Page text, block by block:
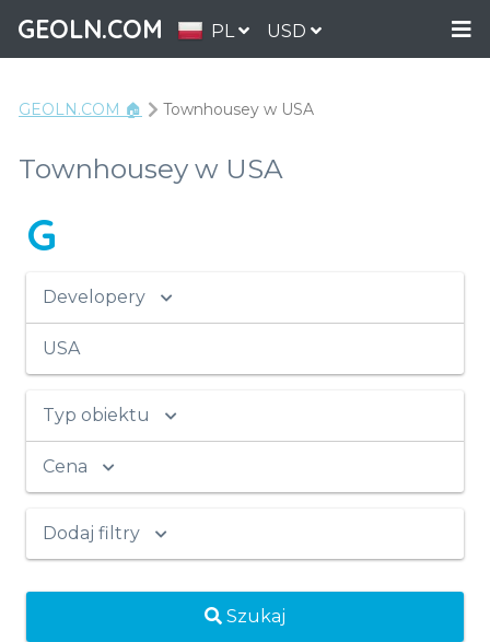
GEOLN.COM PL USD
GEOLN.COM 🏠 Townhousey w USA
Townhousey w USA
G
Developery
USA
Typ obiektu
Cena
Dodaj filtry
Szukaj